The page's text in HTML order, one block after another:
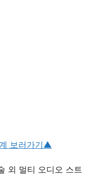
보러가기▲
외 멀티 오디오 스트